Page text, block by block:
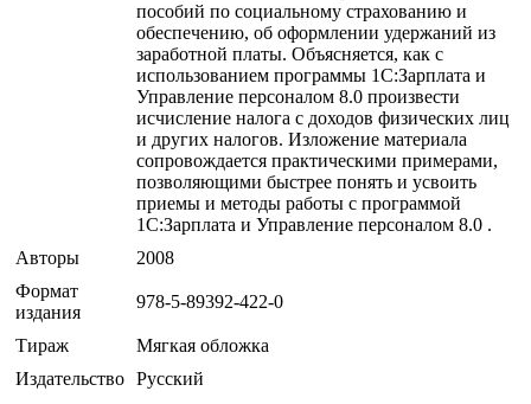
пособий по социальному страхованию и
обеспечению, об оформлении удержаний из
заработной платы. Объясняется, как с
использованием программы 1С:Зарплата и
Управление персоналом 8.0 произвести
исчисление налога с доходов физических лиц
и других налогов. Изложение материала
сопровождается практическими примерами,
позволяющими быстрее понять и усвоить
приемы и методы работы с программой
1С:Зарплата и Управление персоналом 8.0 .
Авторы
2008
Формат
издания
978-5-89392-422-0
Тираж
Мягкая обложка
Издательство Русский